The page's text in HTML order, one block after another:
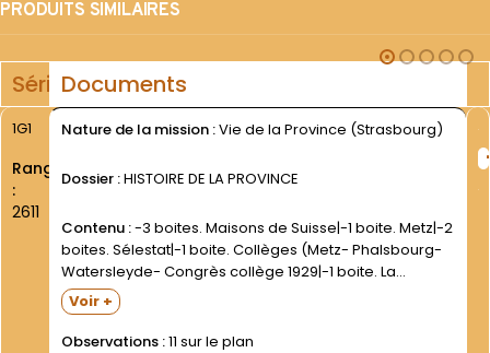
PRODUITS SIMILAIRES
SérieDocuments
1G1
Rang
:
2611
Nature de la mission :Vie de la Province (Strasbourg)
Dossier :HISTOIRE DE LA PROVINCE
Contenu :-3 boites. Maisons de Suisse|-1 boite. Metz|-2
boites. Sélestat|-1 boite. Collèges (Metz- Phalsbourg-
Watersleyde- Congrès collège 1929|-1 boite. La
Tourette Eveux sur l Arbresle. Photos des années 40.
Ajaccio (1941-1945) |-1 boite. Longeville les S. Avold|-1
boite. Bourtzwiller|-1 boite. Mulhouse...
Voir +
Observations :11 sur le plan